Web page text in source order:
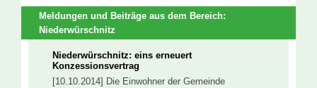
Meldungen und Beiträge aus dem Bereich:
Niederwürschnitz
Niederwürschnitz: eins erneuert
Konzessionsvertrag
[10.10.2014] Die Einwohner der Gemeinde